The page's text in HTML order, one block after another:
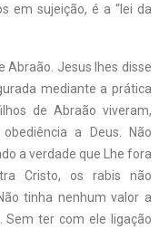
em sujeição, é a “lei da
Abraão. Jesus lhes disse
mediante a prática
de Abraão viveram,
a Deus. Não
a verdade que Lhe fora
Cristo, os rabis não
tinha nenhum valor a
Sem ter com ele ligação